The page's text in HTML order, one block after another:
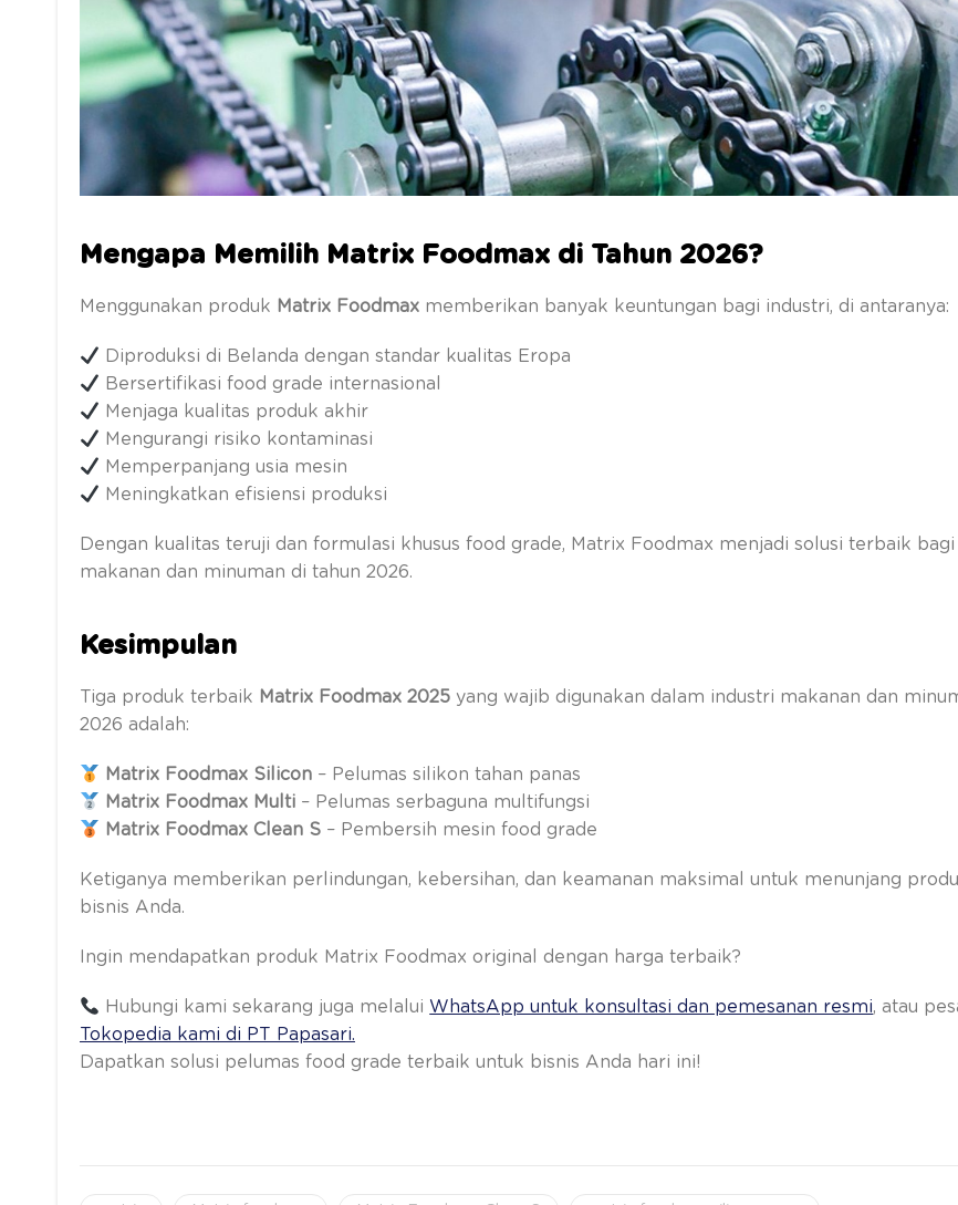
Mengapa Memilih Matrix Foodmax di Tahun 2026?
Menggunakan produk Matrix Foodmax memberikan banyak keuntungan bagi industri, di antaranya:
Diproduksi di Belanda dengan standar kualitas Eropa
Bersertifikasi food grade internasional
Menjaga kualitas produk akhir
Mengurangi risiko kontaminasi
Memperpanjang usia mesin
Meningkatkan efisiensi produksi
Dengan kualitas teruji dan formulasi khusus food grade, Matrix Foodmax menjadi solusi terbaik
makanan dan minuman di tahun 2026.
Kesimpulan
Tiga produk terbaik Matrix Foodmax 2025 yang wajib digunakan dalam industri makanan dan
2026 adalah:
Matrix Foodmax Silicon – Pelumas silikon tahan panas
Matrix Foodmax Multi – Pelumas serbaguna multifungsi
Matrix Foodmax Clean S – Pembersih mesin food grade
Ketiganya memberikan perlindungan, kebersihan, dan keamanan maksimal untuk menunjang
bisnis Anda.
Ingin mendapatkan produk Matrix Foodmax original dengan harga terbaik?
Hubungi kami sekarang juga melalui WhatsApp untuk konsultasi dan pemesanan resmi, atau
Tokopedia kami di PT Papasari.
Dapatkan solusi pelumas food grade terbaik untuk bisnis Anda hari ini!